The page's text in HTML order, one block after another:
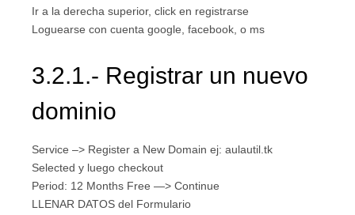
Ir a la derecha superior, click en registrarse
Loguearse con cuenta google, facebook, o ms
3.2.1.- Registrar un nuevo
dominio
Service –> Register a New Domain ej: aulautil.tk
Selected y luego checkout
Period: 12 Months Free —> Continue
LLENAR DATOS del Formulario